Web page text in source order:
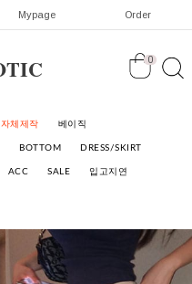
Mypage Order
0
자체제작 베이직
BOTTOM DRESS/SKIRT
ACC SALE 입고지연